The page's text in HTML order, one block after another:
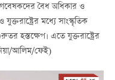
গবেষকদের বৈধ অধিকার ও
মধ্যে সাংস্কৃতিক
হস্তক্ষেপ। এতে যুক্তরাষ্ট্রের
আলিম/ফেই)